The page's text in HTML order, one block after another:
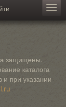
защищены.
каталога
и при указании